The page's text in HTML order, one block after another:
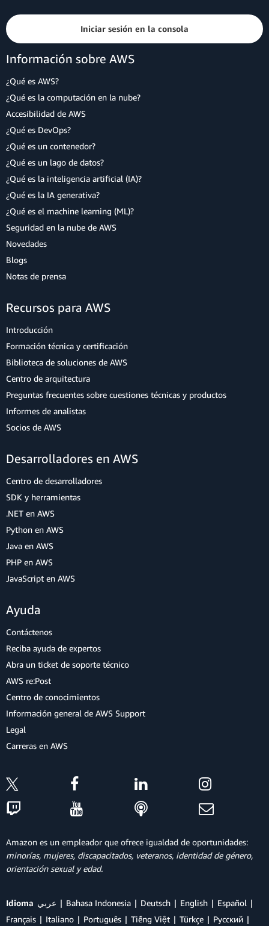
Iniciar sesión en la consola
Información sobre AWS
¿Qué es AWS?
¿Qué es la computación en la nube?
Accesibilidad de AWS
¿Qué es DevOps?
¿Qué es un contenedor?
¿Qué es un lago de datos?
¿Qué es la inteligencia artificial (IA)?
¿Qué es la IA generativa?
¿Qué es el machine learning (ML)?
Seguridad en la nube de AWS
Novedades
Blogs
Notas de prensa
Recursos para AWS
Introducción
Formación técnica y certificación
Biblioteca de soluciones de AWS
Centro de arquitectura
Preguntas frecuentes sobre cuestiones técnicas y productos
Informes de analistas
Socios de AWS
Desarrolladores en AWS
Centro de desarrolladores
SDK y herramientas
.NET en AWS
Python en AWS
Java en AWS
PHP en AWS
JavaScript en AWS
Ayuda
Contáctenos
Reciba ayuda de expertos
Abra un ticket de soporte técnico
AWS re:Post
Centro de conocimientos
Información general de AWS Support
Legal
Carreras en AWS
Amazon es un empleador que ofrece igualdad de oportunidades:
minorías, mujeres, discapacitados, veteranos, identidad de género,
orientación sexual y edad.
Idioma عربي Bahasa Indonesia Deutsch English
Español
Français
Italiano Português Tiếng Việt Türkçe Ρусский